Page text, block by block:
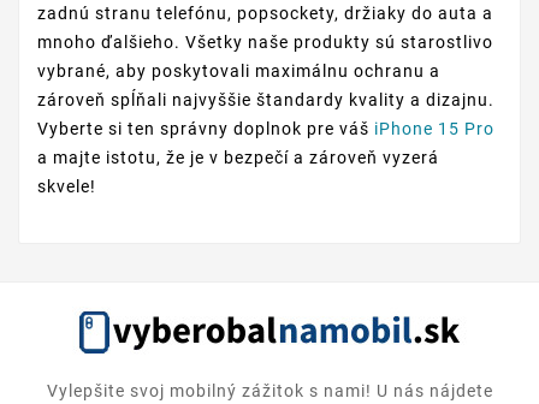
zadnú stranu telefónu, popsockety, držiaky do auta a
mnoho ďalšieho. Všetky naše produkty sú starostlivo
vybrané, aby poskytovali maximálnu ochranu a
zároveň spĺňali najvyššie štandardy kvality a dizajnu.
Vyberte si ten správny doplnok pre váš iPhone 15 Pro
a majte istotu, že je v bezpečí a zároveň vyzerá
skvele!
Vylepšite svoj mobilný zážitok s nami! U nás nájdete